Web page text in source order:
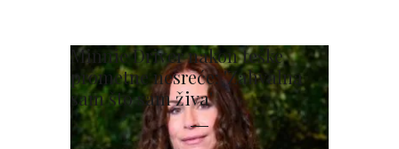
Minnie Driver nakon teške
prometne nesreće: 'Zahvalna
sam što sam živa'